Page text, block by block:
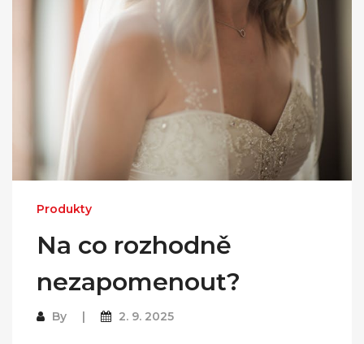
Produkty
Na co rozhodně
nezapomenout?
By 2. 9. 2025